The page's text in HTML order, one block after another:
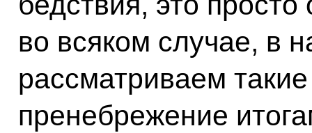
во всяком случае, в
рассматриваем
пренебрежение